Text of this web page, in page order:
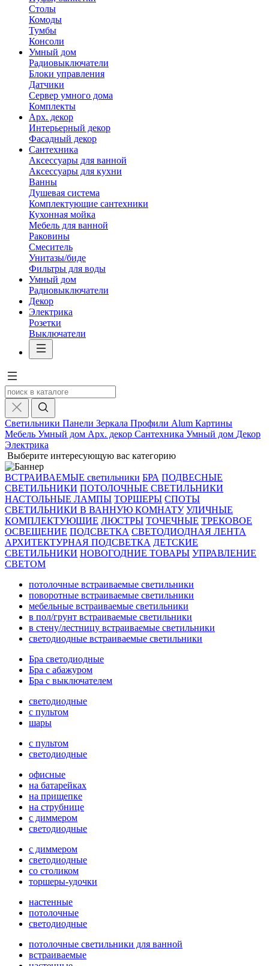
Столы
Комоды
Тумбы
Консоли
Умный дом
Радиовыключатели
Блоки управления
Датчики
Сервер умного дома
Комплекты
Арх. декор
Интерьерный декор
Фасадный декор
Сантехника
Аксессуары для ванной
Аксессуары для кухни
Ванны
Душевая система
Комплектующие сантехники
Кухонная мойка
Мебель для ванной
Раковины
Смеситель
Унитазы/биде
Фильтры для воды
Умный дом
Радиовыключатели
Декор
Электрика
Розетки
Выключатели
Светильники Панели Зеркала Профили Alum Картины
Мебель Умный дом Арх. декор Сантехника Умный дом Декор
Электрика
Выберите интересующую вас категорию
ВСТРАИВАЕМЫЕ светильники БРА ПОДВЕСНЫЕ
СВЕТИЛЬНИКИ ПОТОЛОЧНЫЕ СВЕТИЛЬНИКИ
НАСТОЛЬНЫЕ ЛАМПЫ ТОРШЕРЫ СПОТЫ
СВЕТИЛЬНИКИ В ВАННУЮ КОМНАТУ УЛИЧНЫЕ
КОМПЛЕКТУЮЩИЕ ЛЮСТРЫ ТОЧЕЧНЫЕ ТРЕКОВОЕ
ОСВЕЩЕНИЕ ПОДСВЕТКА СВЕТОДИОДНАЯ ЛЕНТА
АРХИТЕКТУРНАЯ ПОДСВЕТКА ДЕТСКИЕ
СВЕТИЛЬНИКИ НОВОГОДНИЕ ТОВАРЫ УПРАВЛЕНИЕ
СВЕТОМ
потолочные встраиваемые светильники
поворотные встраиваемые светильники
мебельные встраиваемые светильники
в пол/грунт встраиваемые светильники
в стену/лестницу встраиваемые светильники
светодиодные встраиваемые светильники
Бра светодиодные
Бра с абажуром
Бра с выключателем
светодиодные
с пультом
шары
с пультом
светодиодные
офисные
на батарейках
на прищепке
на струбнице
с диммером
светодиодные
с диммером
светодиодные
со столиком
торшеры-удочки
настенные
потолочные
светодиодные
потолочные светильники для ванной
встраиваемые